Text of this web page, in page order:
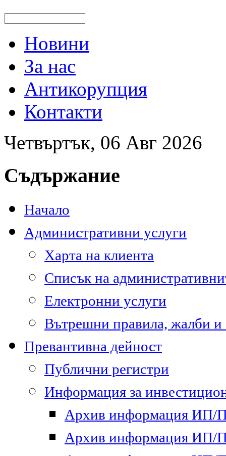
Новини
За нас
Антикорупция
Контакти
Четвъртък, 06 Авг 2026
Съдържание
Начало
Административни услуги
Харта на клиента
Списък на
Електронни услуги
Вътрешни правила, жалби и
Превантивна дейност
Публични регистри
Информация за
Архив информация ИП/
Архив информация ИП/